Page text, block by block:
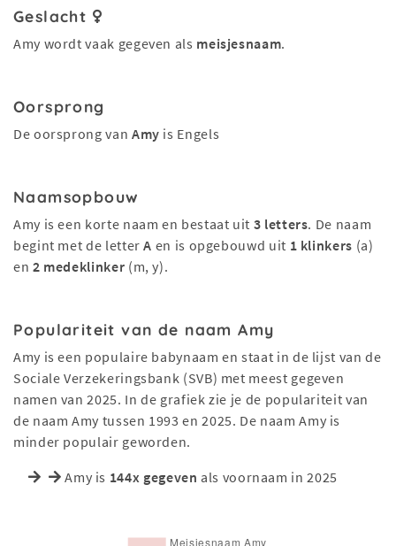
Geslacht
Amy wordt vaak gegeven als meisjesnaam.
Oorsprong
De oorsprong van Amy is Engels
Naamsopbouw
Amy is een korte naam en bestaat uit 3 letters. De naam
begint met de letterA en is opgebouwd uit 1 klinkers (a)
en 2 medeklinker (m, y).
Populariteit van de naam Amy
Amy is een populaire babynaam en staat in de lijst van de
Sociale Verzekeringsbank (SVB) met meest gegeven
namen van 2025. In de grafiek zie je de populariteit van
de naam Amy tussen 1993 en 2025. De naam Amy is
minder populair geworden.
Amy is 144x gegeven als voornaam in 2025